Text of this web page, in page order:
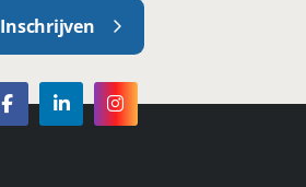
Inschrijven